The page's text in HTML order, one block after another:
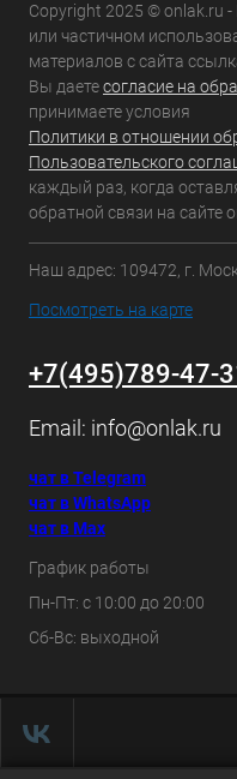
Copyright 2025 © onlak.ru
или частичном
материалов с сайта
Вы даетесогласие на
принимаете условия
Политики в отношении
Пользовательского
каждый раз, когда
обратной связи на сайте
Наш адрес: 109472, г.
Посмотреть на карте
+7(495)789-47-
Email: info@onlak.ru
чат в Telegram
чат в WhatsApp
чат в Max
График работы
Пн-Пт: с 10:00 до 20:00
Сб-Вс: выходной